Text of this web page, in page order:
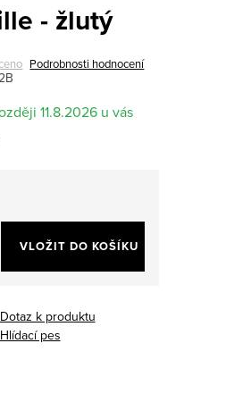
- žlutý
Podrobnosti hodnocení
11.8.2026
VLOŽIT DO KOŠÍKU
Dotaz k produktu
Hlídací pes